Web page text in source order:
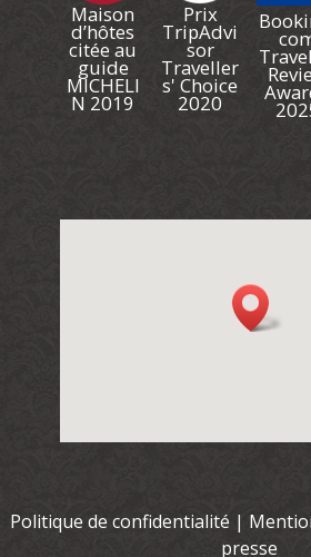
Maison
d’hôtes
citée au
guide
MICHELI
N 2019
Prix
TripAdvi
sor
Traveller
s' Choice
2020
Politique de confidentialité |
presse